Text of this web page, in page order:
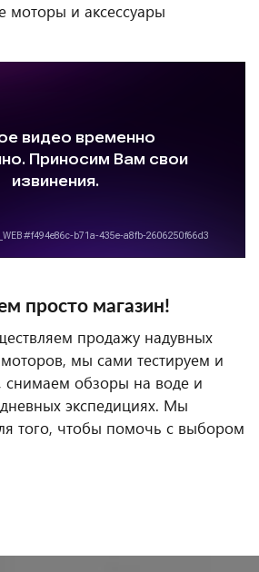
моторы и аксессуары
просто магазин!
продажу надувных
мы сами тестируем и
снимаем обзоры на воде и
экспедициях. Мы
того, чтобы помочь с выбором